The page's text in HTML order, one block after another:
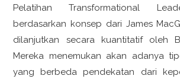
Pelatihan Transformational
berdasarkan konsep dari James
dilanjutkan secara kuantitatif oleh
Mereka menemukan akan adanya
yang berbeda pendekatan dari